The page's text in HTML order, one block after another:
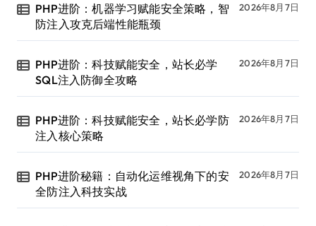
PHP进阶：机器学习赋能安全策略，智
防注入攻克后端性能瓶颈
2026年8月7日
PHP进阶：科技赋能安全，站长必学
SQL注入防御全攻略
2026年8月7日
PHP进阶：科技赋能安全，站长必学防
注入核心策略
2026年8月7日
PHP进阶秘籍：自动化运维视角下的安
全防注入科技实战
2026年8月7日